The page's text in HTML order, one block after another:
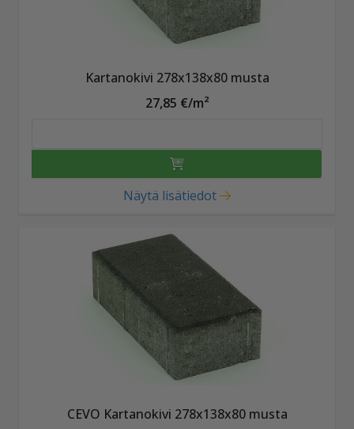
Kartanokivi 278x138x80 musta
27,85 €/m²
Näytä lisätiedot
CEVO Kartanokivi 278x138x80 musta